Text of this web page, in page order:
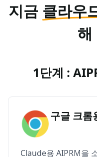
지금 클라우
해
1단계 :
구글 크롬
Claude용 AIPRM을